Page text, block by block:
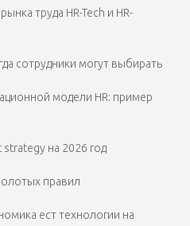
труда HR-Tech и HR-
сотрудники могут выбирать
модели HR: пример
на 2026 год
правил
ест технологии на